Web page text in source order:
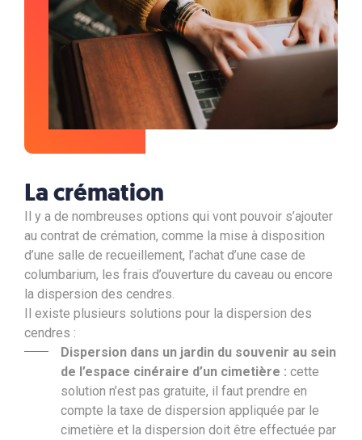
La crémation
Il y a de nombreuses options qui vont pouvoir s’ajouter
au contrat de crémation, comme la mise à disposition
d’une salle de recueillement, l’achat d’une case de
columbarium, les frais d’ouverture du caveau ou encore
la dispersion des cendres.
Il existe plusieurs solutions pour la dispersion des
cendres :
Dispersion dans un jardin du souvenir au sein
de l’espace cinéraire d’un cimetière : cette
solution n’est pas gratuite, il faut prendre en
compte la taxe de dispersion appliquée par le
cimetière et la dispersion doit être effectuée par